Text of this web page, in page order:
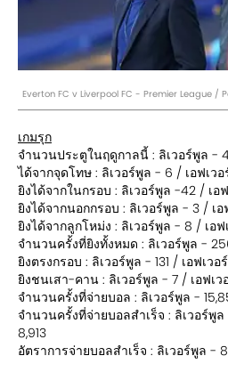
Everton FC v Liverpool FC - Premier League /
เกมรุก
จำนวนประตูในฤดูกาลนี้ : ลิเวอร์พูล -
ได้จากจุดโทษ : ลิเวอร์พูล - 6 / เอฟเว
ยิงได้จากในกรอบ : ลิเวอร์พูล -42 / เอ
ยิงได้จากนอกกรอบ : ลิเวอร์พูล - 3 / เ
ยิงได้จากลูกโหม่ง : ลิเวอร์พูล - 8 / เอฟ
จำนวนครั้งที่ยิงทั้งหมด : ลิเวอร์พูล -
ยิงตรงกรอบ : ลิเวอร์พูล - 131 / เอฟเว
ยิงชนเสา-คาน : ลิเวอร์พูล - 7 / เอฟเ
จำนวนครั้งที่จ่ายบอล : ลิเวอร์พูล -
จำนวนครั้งที่จ่ายบอลสำเร็จ : ลิเวอร์พู
8,913
อัตราการจ่ายบอลสำเร็จ : ลิเวอร์พูล -